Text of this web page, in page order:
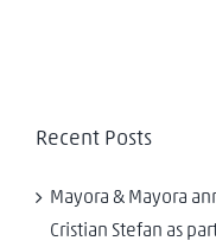
Recent Posts
Mayora & Mayora
Cristian Stefan as